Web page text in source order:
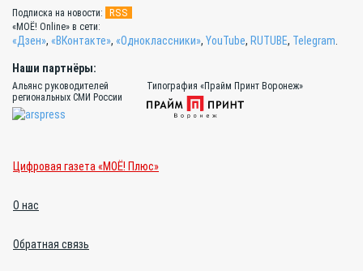
Подписка на новости: RSS
«МОЁ! Online» в сети:
«Дзен», «ВКонтакте», «Одноклассники», YouTube, RUTUBE, Telegram
Наши партнёры:
Альянс руководителей
региональных СМИ России
Типография «Прайм Принт Воронеж»
Цифровая газета «МОЁ! Плюс»
О нас
Обратная связь